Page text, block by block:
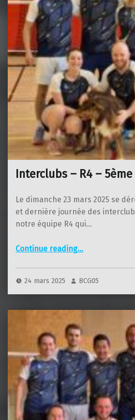
Interclubs – R4 –
Le dimanche 23 mars 2025 se
et dernière journée des
notre équipe R4 qui…
Continue reading“Interclubs – R4 – 5ème journée”
…
24 mars 2025 BCG05